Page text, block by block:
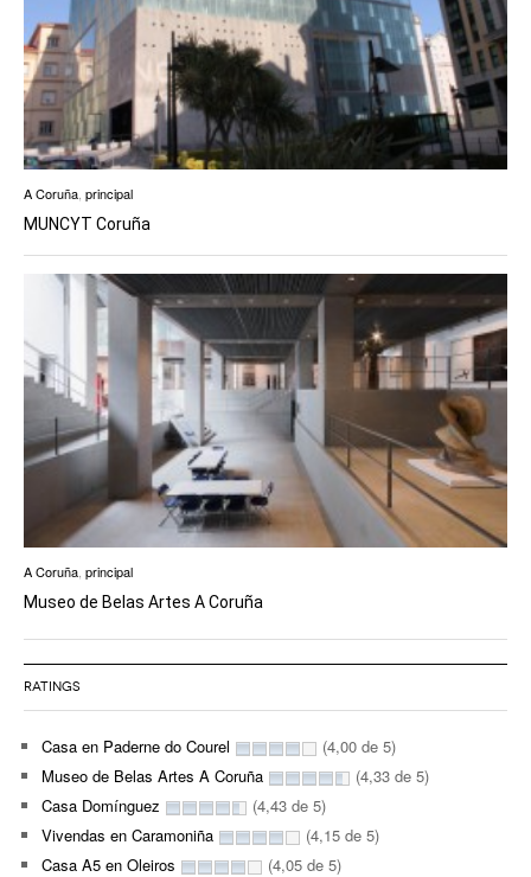
A Coruña, principal
MUNCYT Coruña
A Coruña principal
Museo de Belas Artes A Coruña
RATINGS
Casa en Paderne do Courel
(4,00 de 5)
Museo de Belas Artes A Coruña
(4,33 de 5)
Casa Domínguez
(4,43 de 5)
Vivendas en Caramoniña
(4,15 de 5)
Casa A5 en Oleiros
(4,05 de 5)